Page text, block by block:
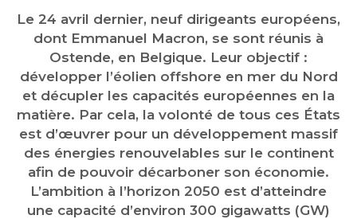
Le 24 avril dernier, neuf dirigeants européens,
dont Emmanuel Macron, se sont réunis à
Ostende, en Belgique. Leur objectif :
développer l’éolien offshore en mer du Nord
et décupler les capacités européennes en la
matière. Par cela, la volonté de tous ces États
est d’œuvrer pour un développement massif
des énergies renouvelables sur le continent
afin de pouvoir décarboner son économie.
L’ambition à l’horizon 2050 est d’atteindre
une capacité d’environ 300 gigawatts (GW)